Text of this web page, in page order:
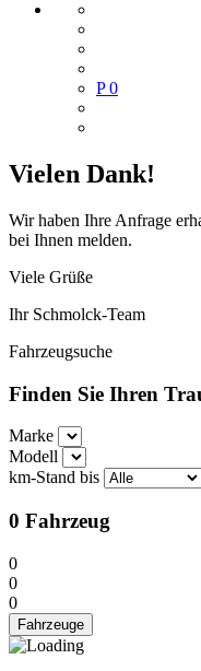
P 0
Vielen Dank!
Wir haben Ihre Anfrage
bei Ihnen melden.
Viele Grüße
Ihr Schmolck-Team
Fahrzeugsuche
Finden Sie Ihren
Marke
Modell
km-Stand bis
0 Fahrzeug
0
0
0
Fahrzeuge